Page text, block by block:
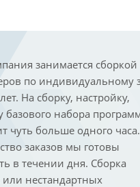
занимается сборкой
по индивидуальному
На сборку, настройку,
базового набора
чуть больше одного часа.
заказов мы готовы
в течении дня. Сборка
нестандартных